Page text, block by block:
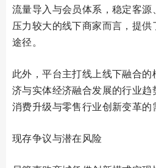
流量导入与会员体系，稳定客
压力较大的线下商家而言，提
途径。
此外，平台主打线上线下融合
济与实体经济融合发展的行业趋
消费升级与零售行业创新变革的
现存争议与潜在风险